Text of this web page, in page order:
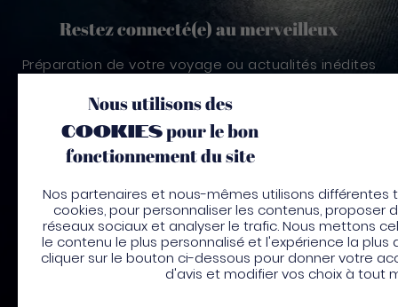
Restez connecté(e) au merveilleux
Préparation de votre voyage ou actualités inédites
vous à notre newsletter et restez connecté(e) au
merveilleux !
Pied de page
Nous utilisons des
cookiespour le bon
fonctionnement du site
Nos partenaires et nous-mêmes utilisons différentes
cookies, pour personnaliser les contenus, proposer
réseaux sociaux et analyser le trafic. Nous mettons
le contenu le plus personnalisé et l'expérience la plus
cliquer sur le bouton ci-dessous pour donner votre
d'avis et modifier vos choix à tout
Bienvenue en
Pour profiter de votre séjour et
activités en quelques clics, activez le
place”.
Utiliser le mode sur